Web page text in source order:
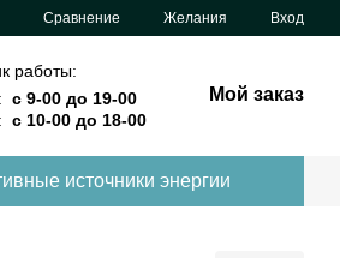
Сравнение Желания Вход
работы:
с 9-00 до 19-00
с 10-00 до 18-00
Мой заказ
источники энергии